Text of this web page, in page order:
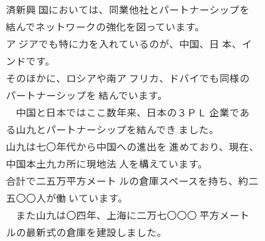
済新興 国においては、同業他社とパートナーシップを
結んでネットワークの強化を図っています。
ア ジアでも特に力を入れているのが、中国、日 本、イ
ンドです。
そのほかに、ロシアや南ア フリカ、ドバイでも同様の
パートナーシップを 結んでいます。
中国と日本ではここ数年来、日本の３ＰＬ 企業であ
る山九とパートナーシップを結んでき ました。
山九は七〇年代から中国への進出を 進めており、現在、
中国本土九カ所に現地法 人を構えています。
合計で二五万平方メート ルの倉庫スペースを持ち、約二
五〇〇人が働 いています。
また山九は〇四年、上海に二万七〇〇〇 平方メート
ルの最新式の倉庫を建設しました。